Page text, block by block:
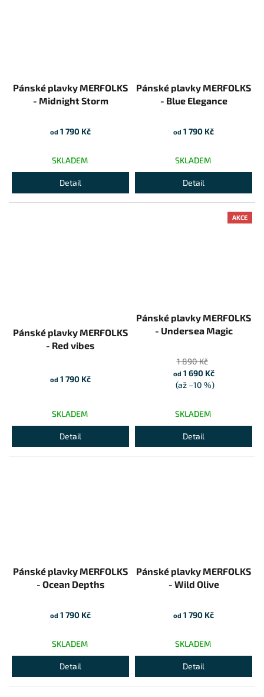
Pánské plavky MERFOLKS
- Midnight Storm
od 1 790 Kč
SKLADEM
Detail
Pánské plavky MERFOLKS
- Blue Elegance
od 1 790 Kč
SKLADEM
Detail
Pánské plavky MERFOLKS
- Red vibes
od 1 790 Kč
SKLADEM
Detail
AKCE
Pánské plavky MERFOLKS
- Undersea Magic
1 890 Kč
od 1 690 Kč
(až –10 %)
SKLADEM
Detail
Pánské plavky MERFOLKS
- Ocean Depths
od 1 790 Kč
SKLADEM
Detail
Pánské plavky MERFOLKS
- Wild Olive
od 1 790 Kč
SKLADEM
Detail